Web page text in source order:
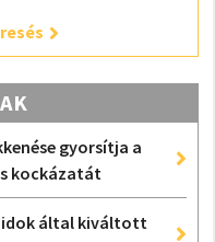
gyorsítja a
kockázatát
által kiváltott